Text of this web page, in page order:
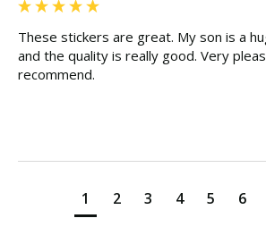
These stickers are great. My son is a
and the quality is really good. Very
recommend.
1 2 3 4 5 6